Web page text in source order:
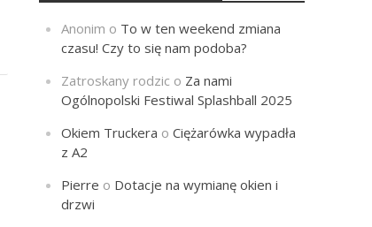
Anonim o To w ten weekend zmiana
czasu! Czy to się nam podoba?
Zatroskany rodzic o Za nami
Ogólnopolski Festiwal Splashball 2025
Okiem Truckera oCiężarówka wypadła
z A2
Pierre o Dotacje na wymianę okien i
drzwi